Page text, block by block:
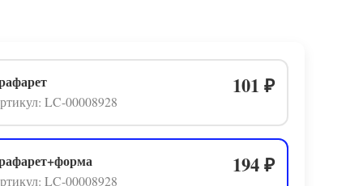
LC-00008928
101 ₽
LC-00008928
194 ₽